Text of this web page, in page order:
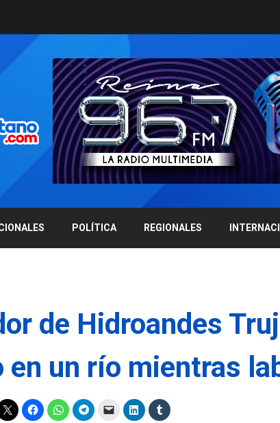
POLÍTICA REGIONALES
de Hidroandes
en un río mientras